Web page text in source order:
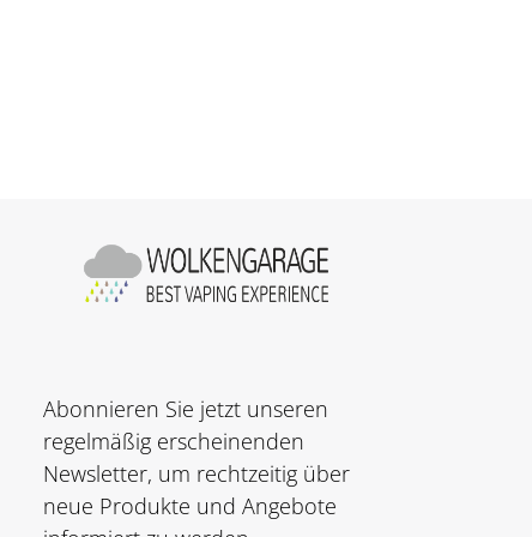
Abonnieren Sie jetzt unseren
regelmäßig erscheinenden
Newsletter, um rechtzeitig über
neue Produkte und Angebote